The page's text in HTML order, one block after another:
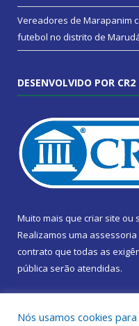
Vereadores de Marapanim
futebol no distrito de
DESENVOLVIDO POR CR2
Muito mais que criar site ou
Realizamos uma assessoria
contrato que todas as
pública serão atendidas.
Nós usamos cookies